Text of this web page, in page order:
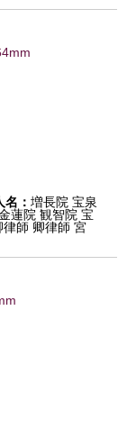
名：増長院 宝泉
蓮院 観智院 宝
師 卿律師 宮